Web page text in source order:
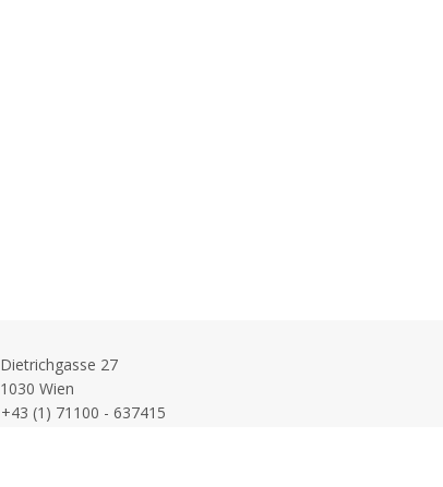
Dietrichgasse 27
1030 Wien
+43 (1) 71100 - 637415